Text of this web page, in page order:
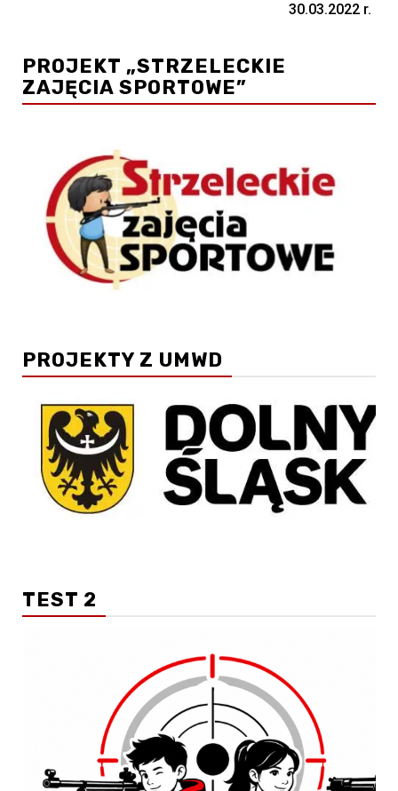
30.03.2022 r.
PROJEKT „STRZELECKIE
ZAJĘCIA SPORTOWE”
PROJEKTY Z UMWD
TEST 2